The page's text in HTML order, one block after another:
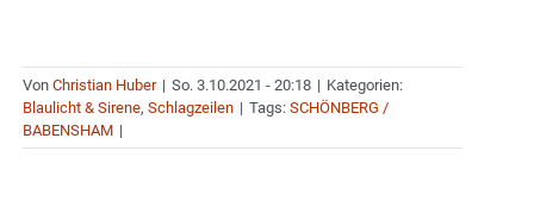
Von Christian Huber | So. 3.10.2021 - 20:18 | Kategorien:
Blaulicht & Sirene, Schlagzeilen | Tags: SCHÖNBERG /
BABENSHAM |